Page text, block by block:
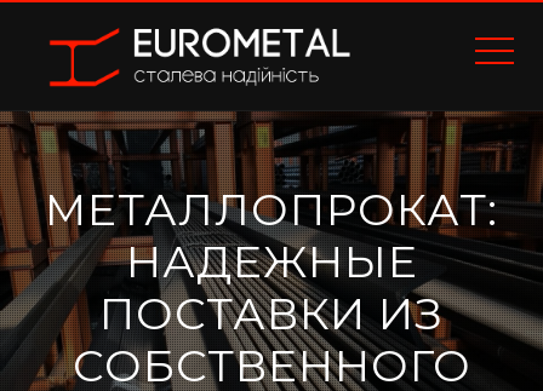
МЕТАЛЛОПРОКАТ:
НАДЕЖНЫЕ
ПОСТАВКИ ИЗ
СОБСТВЕННОГО